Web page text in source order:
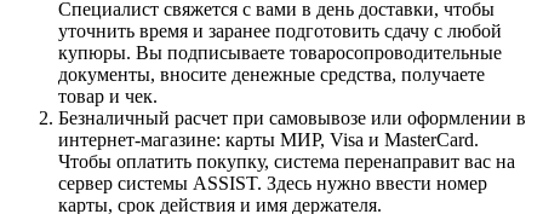
Специалист свяжется с вами в день доставки, чтобы
уточнить время и заранее подготовить сдачу с любой
купюры. Вы подписываете товаросопроводительные
документы, вносите денежные средства, получаете
товар и чек.
Безналичный расчет при самовывозе или оформлении в
интернет-магазине: карты МИР, Visa и MasterCard.
Чтобы оплатить покупку, система перенаправит вас на
сервер системы ASSIST. Здесь нужно ввести номер
карты, срок действия и имя держателя.